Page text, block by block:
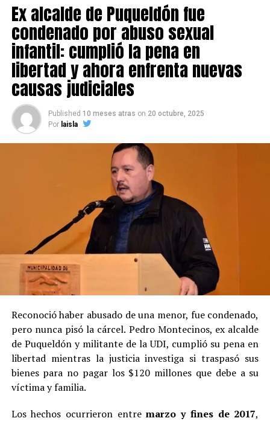
Ex alcalde de Puqueldón fue
condenado por abuso sexual
infantil: cumplió la pena en
libertad y ahora enfrenta nuevas
causas judiciales
Published 10 meses atras on 20 octubre, 2025
Por laisla
Reconoció haber abusado de una menor, fue condenado,
pero nunca pisó la cárcel. Pedro Montecinos, ex alcalde
de Puqueldón y militante de la UDI, cumplió su pena en
libertad mientras la justicia investiga si traspasó sus
bienes para no pagar los $120 millones que debe a su
víctima y familia.
Los hechos ocurrieron entremarzo y fines de 2017,